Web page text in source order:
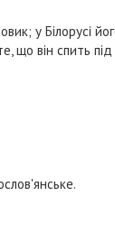
у Білорусі
що він спить під